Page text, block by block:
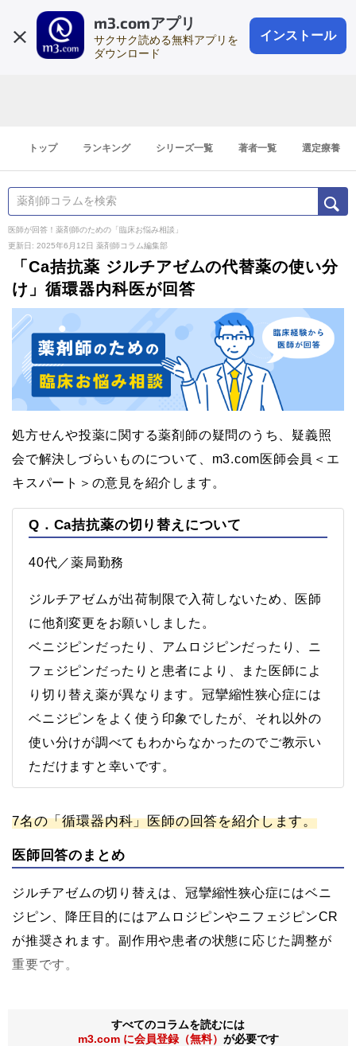
m3.comアプリ
サクサク読める無料アプリを
ダウンロード
インストール
会員登録
登録1分
トップ ランキング シリーズ一覧 著者一覧 選定療養
医師が回答！薬剤師のための「臨床お悩み相談」
更新日: 2025年6月12日 薬剤師コラム編集部
「Ca拮抗薬 ジルチアゼムの代替薬の使い分
け」循環器内科医が回答
処方せんや投薬に関する薬剤師の疑問のうち、疑義照
会で解決しづらいものについて、m3.com医師会員＜エ
キスパート＞の意見を紹介します。
Q．Ca拮抗薬の切り替えについて
40代／薬局勤務
ジルチアゼムが出荷制限で入荷しないため、医師
に他剤変更をお願いしました。
ベニジピンだったり、アムロジピンだったり、ニ
フェジピンだったりと患者により、また医師によ
り切り替え薬が異なります。冠攣縮性狭心症には
ベニジピンをよく使う印象でしたが、それ以外の
使い分けが調べてもわからなかったのでご教示い
ただけますと幸いです。
7名の「循環器内科」医師の回答を紹介します。
医師回答のまとめ
ジルチアゼムの切り替えは、冠攣縮性狭心症にはベニ
ジピン、降圧目的にはアムロジピンやニフェジピンCR
が推奨されます。副作用や患者の状態に応じた調整が
重要です。
すべてのコラムを読むには
m3.com に会員登録（無料） が必要です